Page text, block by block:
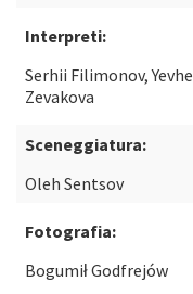
Interpreti:
Serhii Filimonov,
Zevakova
Sceneggiatura:
Oleh Sentsov
Fotografia:
Bogumił Godfrejów